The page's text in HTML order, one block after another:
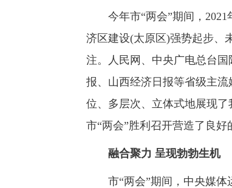
今年市“两会”期间，2021
济区建设(太原区)强势起步、
注。人民网、中央广电总台
报、山西经济日报等省级主
位、多层次、立体式地展现
市“两会”胜利召开营造了良好
融合聚力 呈现勃勃生机
市“两会”期间，中央媒体